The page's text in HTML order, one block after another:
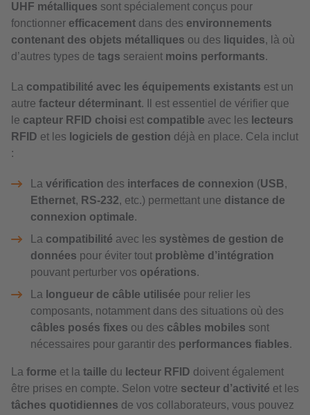
UHF métalliques sont spécialement conçus pour
fonctionner efficacement dans des environnements
contenant des objets métalliques ou des liquides, là où
d’autres types de tags seraient moins performants.
La compatibilité avec les équipements existants est un
autre facteur déterminant. Il est essentiel de vérifier que
le capteur RFID choisi est compatible avec les lecteurs
RFID et les logiciels de gestion déjà en place. Cela inclut
:
La vérification des interfaces de connexion (USB,
Ethernet, RS-232, etc.) permettant une distance de
connexion optimale.
La compatibilité avec les systèmes de gestion de
données pour éviter tout problème d’intégration
pouvant perturber vos opérations.
La longueur de câble utilisée pour relier les
composants, notamment dans des situations où des
câbles posés fixes ou des câbles mobiles sont
nécessaires pour garantir des performances fiables.
La forme et la taille du lecteur RFID doivent également
être prises en compte. Selon votre secteur d’activité et les
tâches quotidiennes de vos collaborateurs, vous pouvez